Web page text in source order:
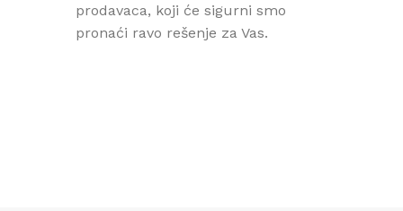
prodavaca, koji će sigurni smo
pronaći ravo rešenje za Vas.